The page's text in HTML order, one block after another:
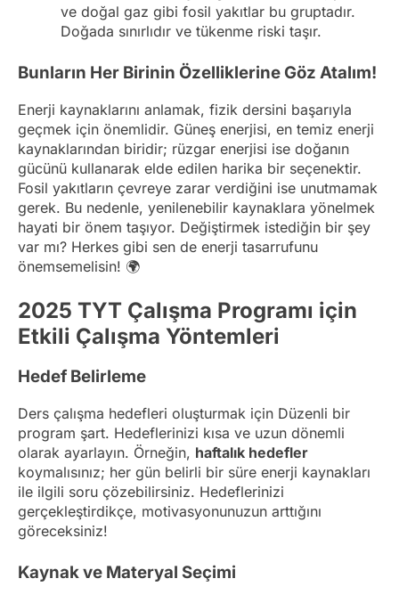
ve doğal gaz gibi fosil yakıtlar bu gruptadır.
Doğada sınırlıdır ve tükenme riski taşır.
Bunların Her Birinin Özelliklerine Göz Atalım!
Enerji kaynaklarını anlamak, fizik dersini başarıyla
geçmek için önemlidir. Güneş enerjisi, en temiz enerji
kaynaklarından biridir; rüzgar enerjisi ise doğanın
gücünü kullanarak elde edilen harika bir seçenektir.
Fosil yakıtların çevreye zarar verdiğini ise unutmamak
gerek. Bu nedenle, yenilenebilir kaynaklara yönelmek
hayati bir önem taşıyor. Değiştirmek istediğin bir şey
var mı? Herkes gibi sen de enerji tasarrufunu
önemsemelisin! 🌍
2025 TYT Çalışma Programı için
Etkili Çalışma Yöntemleri
Hedef Belirleme
Ders çalışma hedefleri oluşturmak için Düzenli bir
program şart. Hedeflerinizi kısa ve uzun dönemli
olarak ayarlayın. Örneğin, haftalık hedefler
koymalısınız; her gün belirli bir süre enerji kaynakları
ile ilgili soru çözebilirsiniz. Hedeflerinizi
gerçekleştirdikçe, motivasyonunuzun arttığını
göreceksiniz!
Kaynak ve Materyal Seçimi